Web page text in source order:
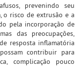
prevenindo seu
o risco de extrusão e a
pela incorporação de
das preocupações,
resposta inflamatória
contribuir para
complicação pouco